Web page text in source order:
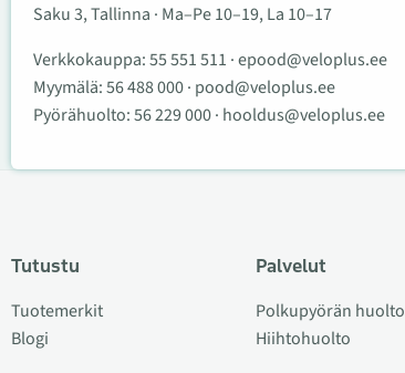
Saku 3, Tallinna · Ma–Pe 10–19, La 10–17
Verkkokauppa:55 551 511 ·epood@veloplus.ee
Myymälä:56 488 000· pood@veloplus.ee
Pyörähuolto:56 229 000· hooldus@veloplus.ee
Tutustu
Tuotemerkit
Blogi
Palvelut
Polkupyörän huolto
Hiihtohuolto